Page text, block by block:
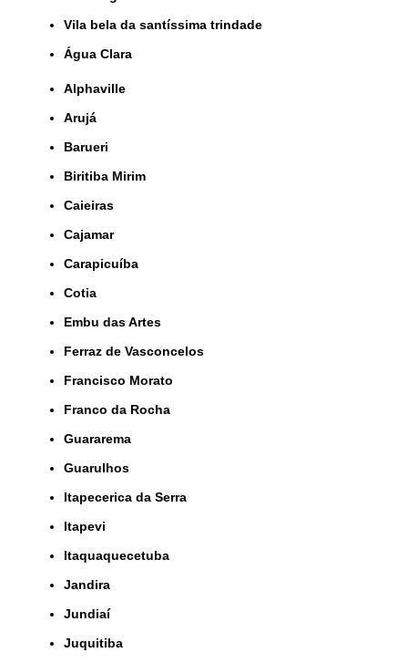
Vila bela da santíssima trindade
Água Clara
Alphaville
Arujá
Barueri
Biritiba Mirim
Caieiras
Cajamar
Carapicuíba
Cotia
Embu das Artes
Ferraz de Vasconcelos
Francisco Morato
Franco da Rocha
Guararema
Guarulhos
Itapecerica da Serra
Itapevi
Itaquaquecetuba
Jandira
Jundiaí
Juquitiba